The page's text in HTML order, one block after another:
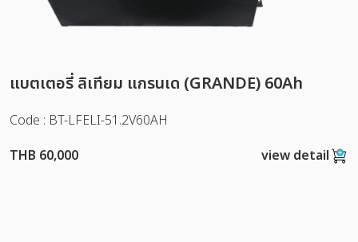
แบตเตอรี่ ลิเทียม แกรนเด (GRANDE) 60Ah
Code : BT-LFELI-51.2V60AH
THB 60,000
view detail